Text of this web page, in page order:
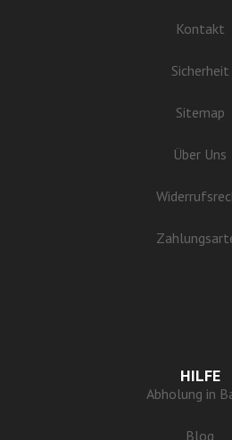
Kontakt
Sicherheit
Sitemap
Über Uns
HILFE
Abholung in
Blog